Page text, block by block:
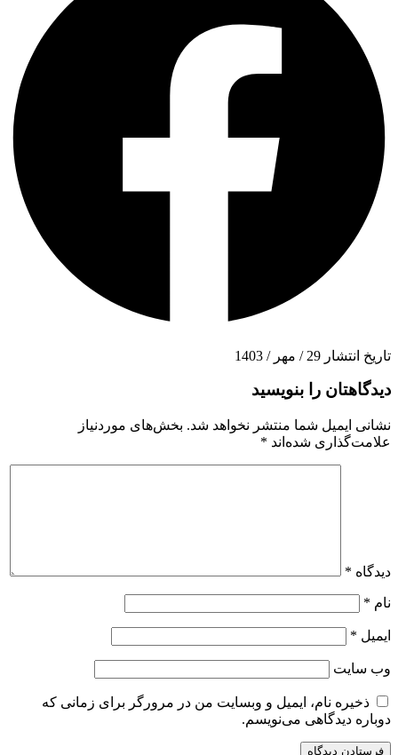
تاریخ انتشار 29 / مهر / 1403
دیدگاهتان را بنویسید
نشانی ایمیل شما منتشر نخواهد شد. بخش‌های موردنیاز
علامت‌گذاری شده‌اند *
دیدگاه *
نام *
ایمیل *
وب‌ سایت
ذخیره نام، ایمیل و وبسایت من در مرورگر برای زمانی که
دوباره دیدگاهی می‌نویسم.